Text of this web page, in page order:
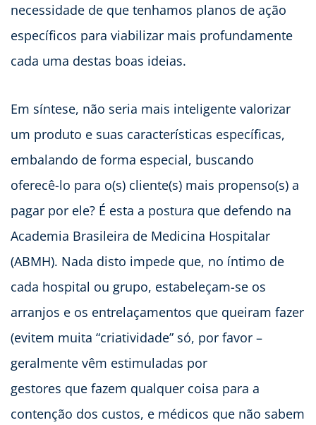
necessidade de que tenhamos planos de ação
específicos para viabilizar mais profundamente
cada uma destas boas ideias.
Em síntese, não seria mais inteligente valorizar
um produto e suas características específicas,
embalando de forma especial, buscando
oferecê-lo para o(s) cliente(s) mais propenso(s) a
pagar por ele? É esta a postura que defendo na
Academia Brasileira de Medicina Hospitalar
(ABMH). Nada disto impede que, no íntimo de
cada hospital ou grupo, estabeleçam-se os
arranjos e os entrelaçamentos que queiram fazer
(evitem muita “criatividade” só, por favor –
geralmente vêm estimuladas por
gestores que fazem qualquer coisa para a
contenção dos custos, e médicos que não sabem